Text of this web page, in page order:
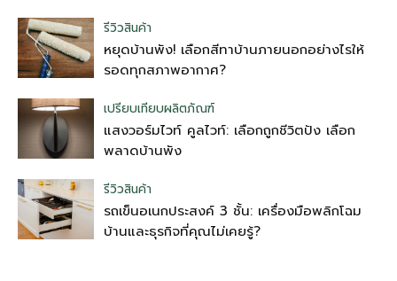
รีวิวสินค้า
หยุดบ้านพัง! เลือกสีทาบ้านภายนอกอย่างไรให้
รอดทุกสภาพอากาศ?
เปรียบเทียบผลิตภัณฑ์
แสงวอร์มไวท์ คูลไวท์: เลือกถูกชีวิตปัง เลือก
พลาดบ้านพัง
รีวิวสินค้า
รถเข็นอเนกประสงค์ 3 ชั้น: เครื่องมือพลิกโฉม
บ้านและธุรกิจที่คุณไม่เคยรู้?